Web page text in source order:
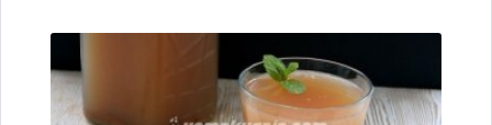
Pasta ve Tatlılar
Tüm Tarifleri